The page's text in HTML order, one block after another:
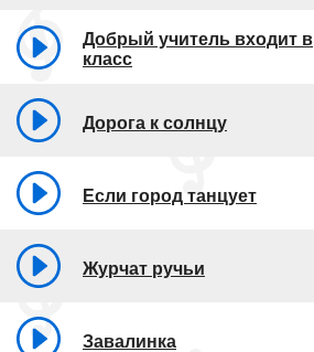
Добрый учитель входит в
класс
Дорога к солнцу
Если город танцует
Журчат ручьи
Завалинка